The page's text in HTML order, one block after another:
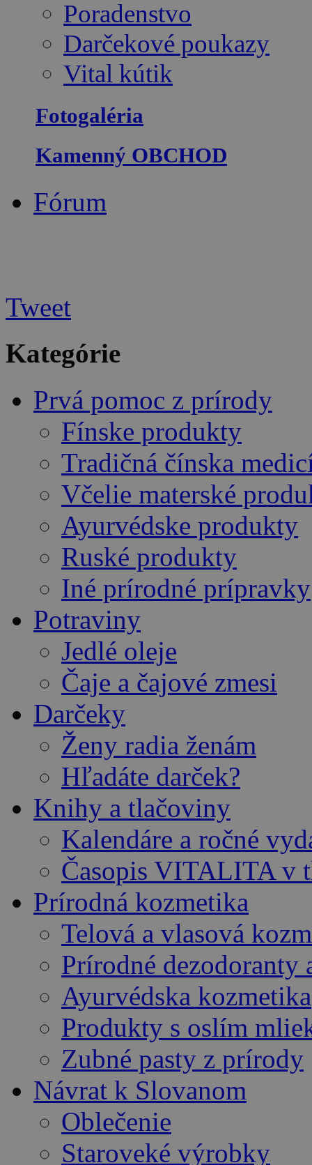
Poradenstvo
Darčekové poukazy
Vital kútik
Fotogaléria
Kamenný OBCHOD
Fórum
Tweet
Kategórie
Prvá pomoc z prírody
Fínske produkty
Tradičná čínska
Včelie materské
Ayurvédske produkty
Ruské produkty
Iné prírodné prípravky
Potraviny
Jedlé oleje
Čaje a čajové zmesi
Darčeky
Ženy radia ženám
Hľadáte darček?
Knihy a tlačoviny
Kalendáre a ročné
Časopis VITALITA v
Prírodná kozmetika
Telová a vlasová
Prírodné dezodoranty
Ayurvédska kozmetika
Produkty s oslím
Zubné pasty z prírody
Návrat k Slovanom
Oblečenie
Staroveké výrobky